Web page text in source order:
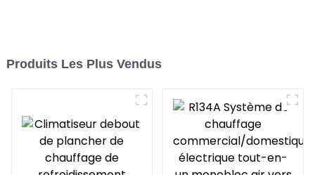
Produits Les Plus Vendus